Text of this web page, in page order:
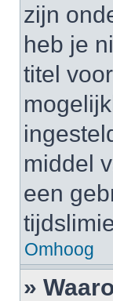
zijn
heb je
titel
middel
een
Omhoog
»